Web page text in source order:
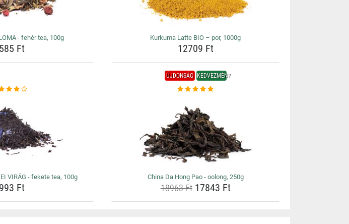
- fehér tea, 100g
Ft
Kurkuma Latte BIO – por, 1000g
12709 Ft
VIRÁG - fekete tea, 100g
Ft
ÚJDONSÁG KEDVEZMÉNY
China Da Hong Pao - oolong, 250g
18963 Ft17843 Ft